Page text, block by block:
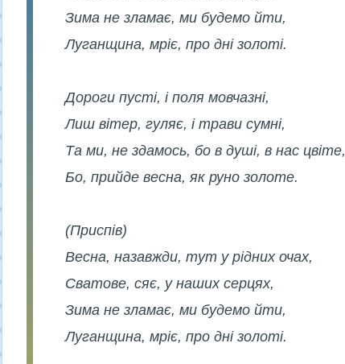
Зима не зламає, ми будемо йти,
Луганщина, мріє, про дні золоті.
Дороги пусті, і поля мовчазні,
Лиш вітер, гуляє, і трави сумні,
Та ми, не здамось, бо в душі, в нас цвіте,
Бо, прийде весна, як руно золоте.
(Приспів)
Весна, назавжди, тут у рідних очах,
Сватове, сяє, у наших серцях,
Зима не зламає, ми будемо йти,
Луганщина, мріє, про дні золоті.